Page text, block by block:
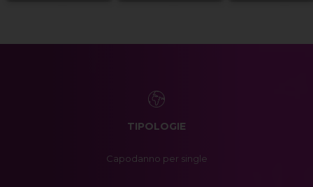
TIPOLOGIE
Capodanno per single